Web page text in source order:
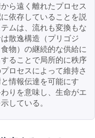
ら遠く離れたプロセス
依存していることを説
ムは、流れも変換もな
散逸構造（プリゴジ
物）の継続的な供給に
ることで局所的に秩序
ロセスによって維持さ
情報伝達を可能にす
りを意味し、生命がエ
している。